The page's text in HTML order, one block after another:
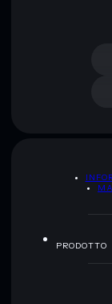
PRODOTTO